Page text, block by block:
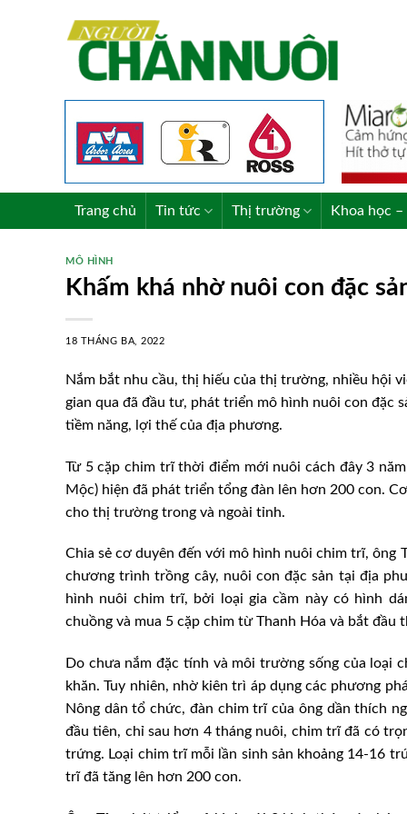
Trang chủ Tin tức Thị trường Khoa học
MÔ HÌNH
Khấm khá nhờ nuôi con đặc
18 THÁNG BA, 2022
Nắm bắt nhu cầu, thị hiếu của thị trường, nhiều hội
gian qua đã đầu tư, phát triển mô hình nuôi con đặc
tiềm năng, lợi thế của địa phương.
Từ 5 cặp chim trĩ thời điểm mới nuôi cách đây 3
Mộc) hiện đã phát triển tổng đàn lên hơn 200 con.
cho thị trường trong và ngoài tỉnh.
Chia sẻ cơ duyên đến với mô hình nuôi chim trĩ, ông
chương trình trồng cây, nuôi con đặc sản tại địa
hình nuôi chim trĩ, bởi loại gia cầm này có hình
chuồng và mua 5 cặp chim từ Thanh Hóa và bắt
Do chưa nắm đặc tính và môi trường sống của loại
khăn. Tuy nhiên, nhờ kiên trì áp dụng các phương
Nông dân tổ chức, đàn chim trĩ của ông dần thích
đầu tiên, chỉ sau hơn 4 tháng nuôi, chim trĩ đã có
trứng. Loại chim trĩ mỗi lần sinh sản khoảng 14-16
trĩ đã tăng lên hơn 200 con.